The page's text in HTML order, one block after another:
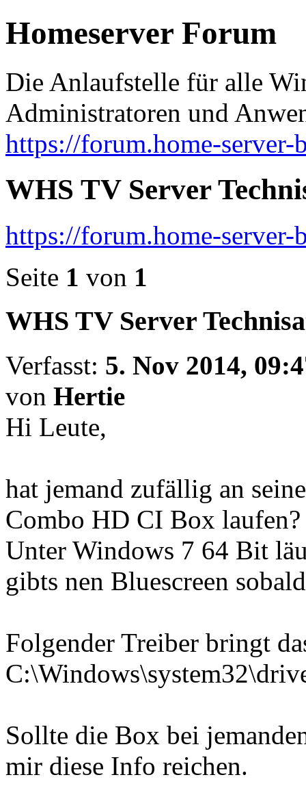
Homeserver Forum
Die Anlaufstelle für alle
Administratoren und
https://forum.home-server-
WHS TV Server
https://forum.home-
Seite 1 von 1
WHS TV Server
Verfasst: 5. Nov 2014,
von Hertie
Hi Leute,
hat jemand zufällig an
Combo HD CI Box laufen?
Unter Windows 7 64 Bit
gibts nen Bluescreen
Folgender Treiber bringt
Sollte die Box bei
mir diese Info reichen.